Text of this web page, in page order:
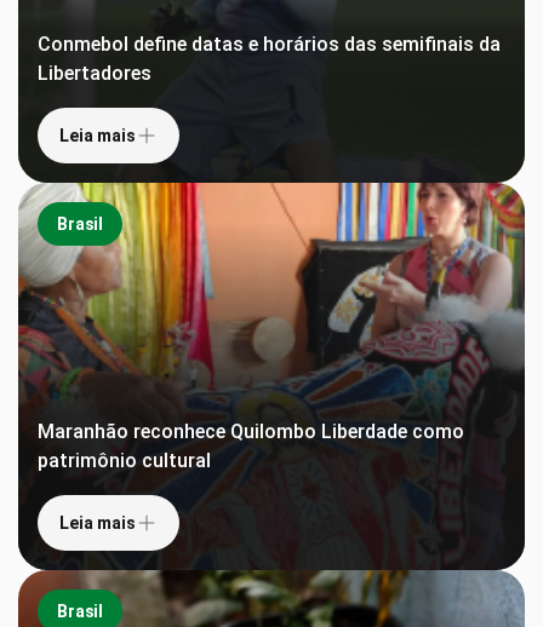
Conmebol define datas e horários das semifinais da
Libertadores
Leia mais
Brasil
Maranhão reconhece Quilombo Liberdade como
patrimônio cultural
Leia mais
Brasil